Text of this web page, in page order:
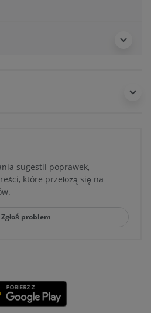
sugestii poprawek,
które przełożą się na
Zgłoś problem